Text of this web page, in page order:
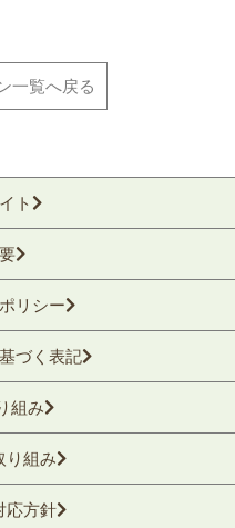
一覧へ戻る
ト
リシー
づく表記
組み
り組み
応方針